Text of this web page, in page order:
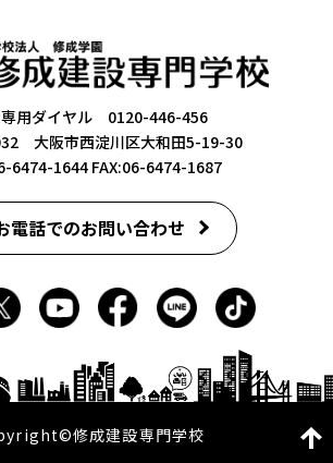
専用ダイヤル 0120-446-456
大阪市西淀川区大和田5-19-30
6474-1644FAX:06-6474-1687
電話でのお問い合わせ
修成建設専門学校